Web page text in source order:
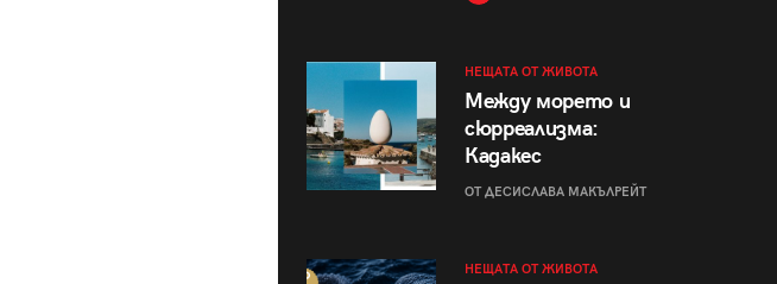
НЕЩАТА ОТ ЖИВОТА
Между морето и
сюрреализма:
Кадакес
ОТ ДЕСИСЛАВА МАКЪЛРЕЙТ
НЕЩАТА ОТ ЖИВОТА